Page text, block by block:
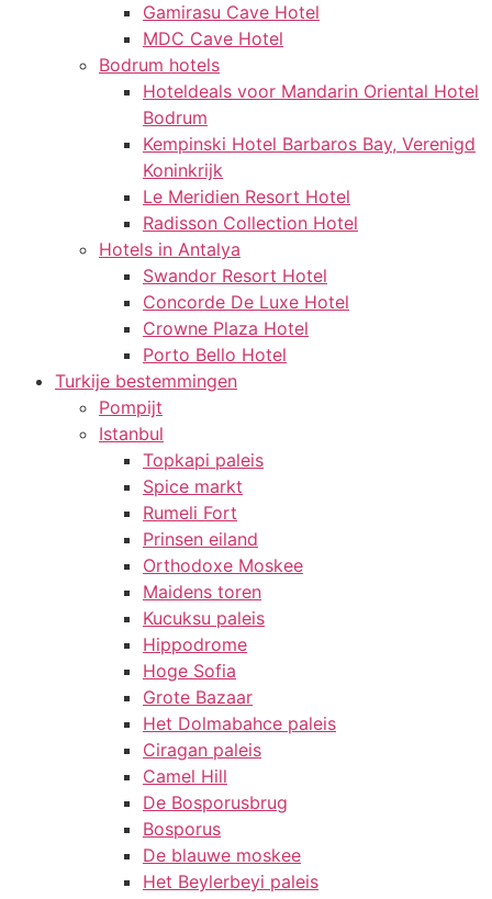
Gamirasu Cave Hotel
MDC Cave Hotel
Bodrum hotels
Hoteldeals voor Mandarin Oriental Hotel
Bodrum
Kempinski Hotel Barbaros Bay, Verenigd
Koninkrijk
Le Meridien Resort Hotel
Radisson Collection Hotel
Hotels in Antalya
Swandor Resort Hotel
Concorde De Luxe Hotel
Crowne Plaza Hotel
Porto Bello Hotel
Turkije bestemmingen
Pompijt
Istanbul
Topkapi paleis
Spice markt
Rumeli Fort
Prinsen eiland
Orthodoxe Moskee
Maidens toren
Kucuksu paleis
Hippodrome
Hoge Sofia
Grote Bazaar
Het Dolmabahce paleis
Ciragan paleis
Camel Hill
De Bosporusbrug
Bosporus
De blauwe moskee
Het Beylerbeyi paleis